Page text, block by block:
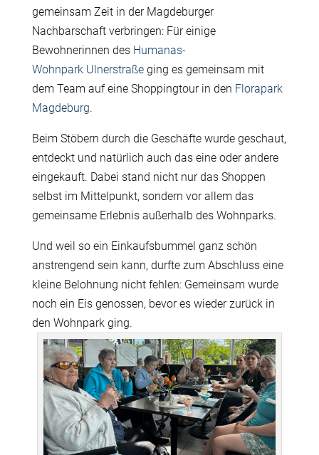
gemeinsam Zeit in der Magdeburger
Nachbarschaft verbringen: Für einige
Bewohnerinnen des Humanas-
Wohnpark Ulnerstraßeging es gemeinsam mit
dem Team auf eine Shoppingtour in den Florapark
Magdeburg.
Beim Stöbern durch die Geschäfte wurde geschaut,
entdeckt und natürlich auch das eine oder andere
eingekauft. Dabei stand nicht nur das Shoppen
selbst im Mittelpunkt, sondern vor allem das
gemeinsame Erlebnis außerhalb des Wohnparks.
Und weil so ein Einkaufsbummel ganz schön
anstrengend sein kann, durfte zum Abschluss eine
kleine Belohnung nicht fehlen: Gemeinsam wurde
noch ein Eis genossen, bevor es wieder zurück in
den Wohnpark ging.